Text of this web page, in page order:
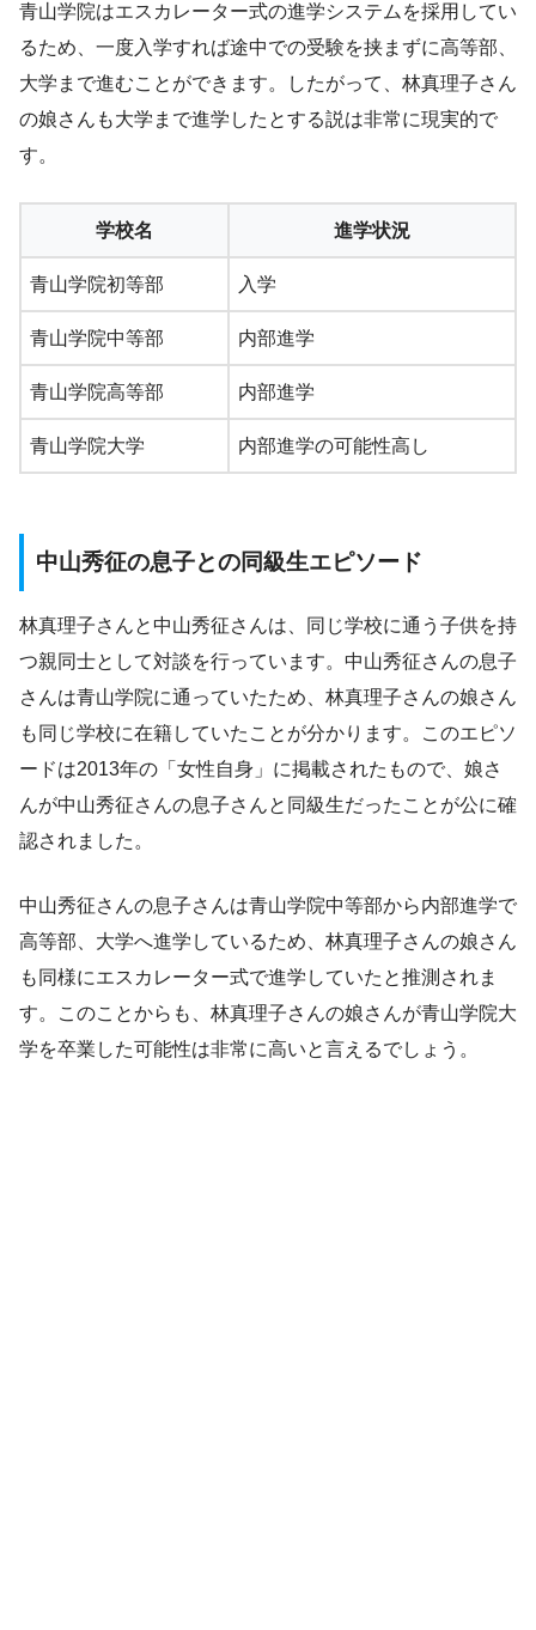
青山学院はエスカレーター式の進学システムを採用してい
るため、一度入学すれば途中での受験を挟まずに高等部、
大学まで進むことができます。したがって、林真理子さん
の娘さんも大学まで進学したとする説は非常に現実的で
す。
学校名 進学状況
青山学院初等部 入学
青山学院中等部 内部進学
青山学院高等部 内部進学
青山学院大学 内部進学の可能性高し
中山秀征の息子との同級生エピソード
林真理子さんと中山秀征さんは、同じ学校に通う子供を持
つ親同士として対談を行っています。中山秀征さんの息子
さんは青山学院に通っていたため、林真理子さんの娘さん
も同じ学校に在籍していたことが分かります。このエピソ
ードは2013年の「女性自身」に掲載されたもので、娘さ
んが中山秀征さんの息子さんと同級生だったことが公に確
認されました。
中山秀征さんの息子さんは青山学院中等部から内部進学で
高等部、大学へ進学しているため、林真理子さんの娘さん
も同様にエスカレーター式で進学していたと推測されま
す。このことからも、林真理子さんの娘さんが青山学院大
学を卒業した可能性は非常に高いと言えるでしょう。